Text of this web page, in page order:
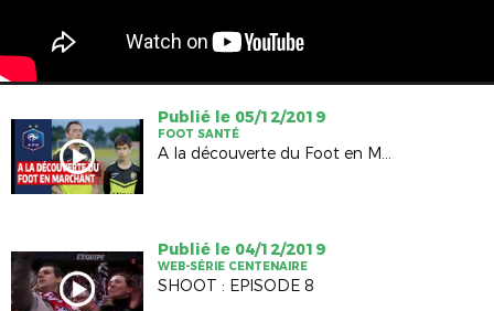
Publié le 05/12/2019
FOOT SANTÉ
A la découverte du Foot en Marchant
Publié le 04/12/2019
WEB-SÉRIE CENTENAIRE
SHOOT : EPISODE 8